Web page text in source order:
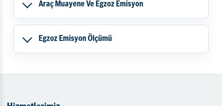
Araç Muayene Ve Egzoz Emisyon
Egzoz Emisyon Ölçümü